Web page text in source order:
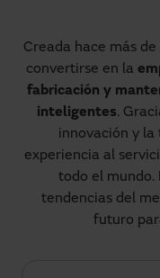
Creada hace más
convertirse en la
fabricación y
inteligentes.
innovación y la
experiencia al
todo el mundo.
tendencias del
futuro